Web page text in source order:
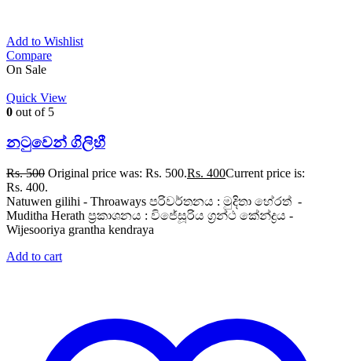
Add to Wishlist
Compare
On Sale
Quick View
0 out of 5
නටුවෙන් ගිලිහී
Rs.500 Original price was: Rs. 500.Rs. 400Current price is:
Rs. 400.
Natuwen gilihi - Throaways පරිවර්තනය : මුදිතා හේරත් -
Muditha Herath ප්‍රකාශනය : විජේසූරිය ග්‍රන්ථ කේන්ද්‍රය -
Wijesooriya grantha kendraya
Add to cart